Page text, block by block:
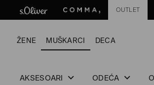
OUTLET
ŽENE MUŠKARCI DECA
AKSESOARI ODEĆA